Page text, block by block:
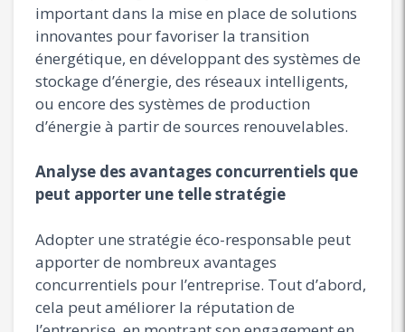
important dans la mise en place de solutions
innovantes pour favoriser la transition
énergétique, en développant des systèmes de
stockage d’énergie, des réseaux intelligents,
ou encore des systèmes de production
d’énergie à partir de sources renouvelables.
Analyse des avantages concurrentiels que
peut apporter une telle stratégie
Adopter une stratégie éco-responsable peut
apporter de nombreux avantages
concurrentiels pour l’entreprise. Tout d’abord,
cela peut améliorer la réputation de